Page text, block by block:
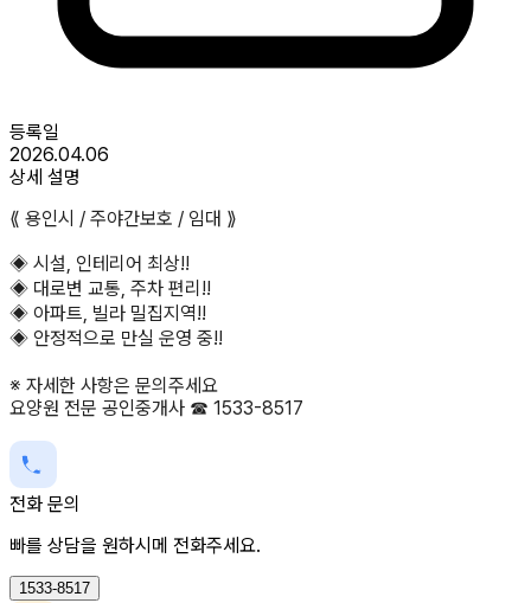
등록일
2026.04.06
상세 설명
⟪ 용인시 / 주야간보호 / 임대 ⟫
◈ 시설, 인테리어 최상!!
◈ 대로변 교통, 주차 편리!!
◈ 아파트, 빌라 밀집지역!!
◈ 안정적으로 만실 운영 중!!
※ 자세한 사항은 문의주세요
요양원 전문 공인중개사 ☎ 1533-8517
전화 문의
빠를 상담을 원하시메 전화주세요.
1533-8517